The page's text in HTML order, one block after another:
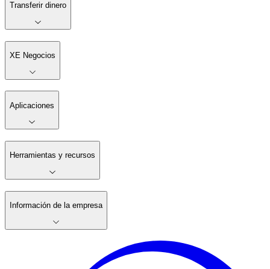
Transferir dinero
XE Negocios
Aplicaciones
Herramientas y recursos
Información de la empresa